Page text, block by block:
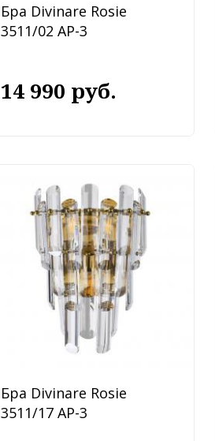
Бра Divinare Rosie
3511/02 AP-3
14 990 руб.
Бра Divinare Rosie
3511/17 AP-3